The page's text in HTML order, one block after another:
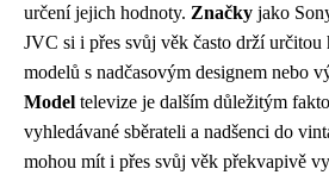
určení jejich hodnoty. Značky jako
JVC si i přes svůj věk často drží určitou
modelů s nadčasovým designem nebo
Model televize je dalším důležitým
vyhledávané sběrateli a nadšenci do
mohou mít i přes svůj věk překvapivě